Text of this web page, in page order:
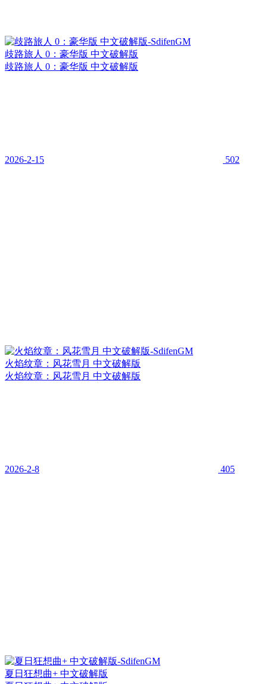
歧路旅人 0：豪华版 中文破解版
歧路旅人 0：豪华版 中文破解版
2026-2-15 502
火焰纹章：风花雪月 中文破解版
火焰纹章：风花雪月 中文破解版
2026-2-8 405
夏日狂想曲+ 中文破解版